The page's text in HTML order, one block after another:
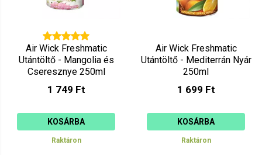
Air Wick Freshmatic
Utántöltő - Mangolia és
Cseresznye 250ml
1 749 Ft
KOSÁRBA
Raktáron
Air Wick Freshmatic
Utántöltő - Mediterrán Nyár
250ml
1 699 Ft
KOSÁRBA
Raktáron